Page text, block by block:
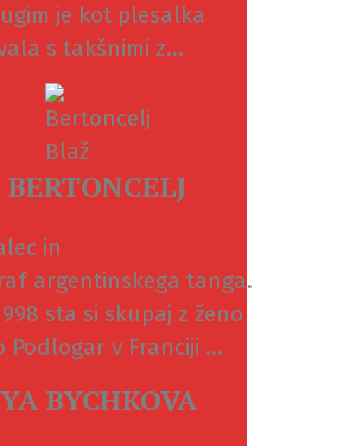
je kot plesalka
s takšnimi z...
in
argentinskega tanga.
sta si skupaj z ženo
Podlogar v Franciji ...
BYCHKOVA